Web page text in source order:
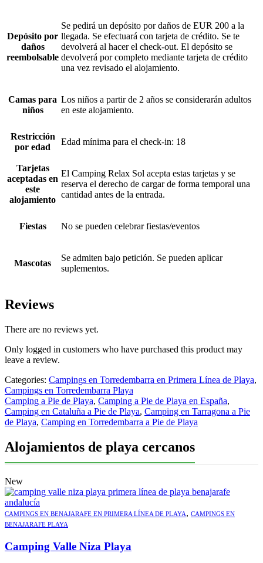
Depósito por
daños
reembolsable
Se pedirá un depósito por daños de EUR 200 a la
llegada. Se efectuará con tarjeta de crédito. Se te
devolverá al hacer el check-out. El depósito se
devolverá por completo mediante tarjeta de crédito
una vez revisado el alojamiento.
Camas para
niños
Los niños a partir de 2 años se considerarán adultos
en este alojamiento.
Restricción
por edad
Edad mínima para el check-in: 18
Tarjetas
aceptadas en
este
alojamiento
El Camping Relax Sol acepta estas tarjetas y se
reserva el derecho de cargar de forma temporal una
cantidad antes de la entrada.
Fiestas No se pueden celebrar fiestas/eventos
Mascotas
Se admiten bajo petición. Se pueden aplicar
suplementos.
Reviews
There are no reviews yet.
Only logged in customers who have purchased this product may
leave a review.
Categories: Campings en Torredembarra en Primera Línea de Playa,
Campings en Torredembarra Playa
Camping a Pie de Playa, Camping a Pie de Playa en España,
Camping en Cataluña a Pie de Playa, Camping en Tarragona a Pie
de Playa, Camping en Torredembarra a Pie de Playa
Alojamientos de playa cercanos
New
CAMPINGS EN BENAJARAFE EN PRIMERA LÍNEA DE PLAYA, CAMPINGS EN
BENAJARAFE PLAYA
Camping Valle Niza Playa